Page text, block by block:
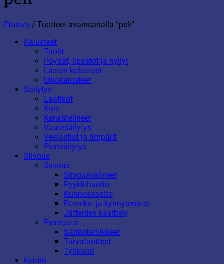
Etusivu / Tuotteet avainsanalla “peli”
Kalusteet
Tuolit
Pöydät, lipastot ja hyllyt
Lasten kalusteet
Ulkokalusteet
Säilytys
Laatikot
Korit
Kenkätelineet
Vaatesäilytys
Vesiastiat ja ämpärit
Piensäilytys
Siivous
Siivous
Siivousvälineet
Pyykkihuolto
Kunnossapito
Parveke- ja kynnysmatot
Jätteiden käsittely
Pienrauta
Sähkötarvikkeet
Turvatuotteet
Työkalut
Keittiö